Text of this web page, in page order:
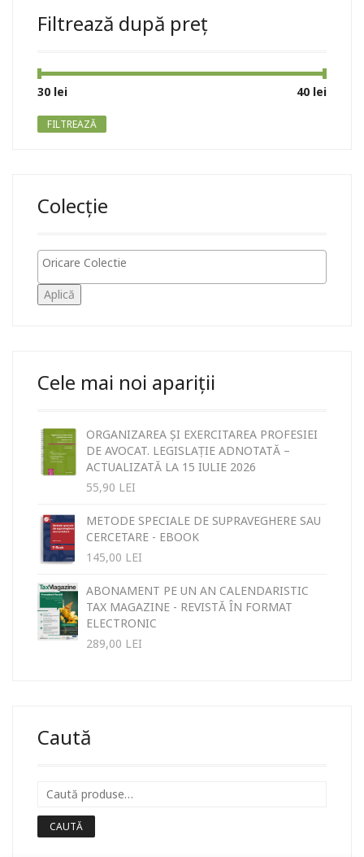
Filtrează după preț
Preț
Preț
FILTREAZĂ
30 lei 40 lei
Colecție
Aplică
Cele mai noi apariții
ORGANIZAREA ȘI EXERCITAREA PROFESIEI
DE AVOCAT. LEGISLAȚIE ADNOTATĂ –
ACTUALIZATĂ LA 15 IULIE 2026
55,90 LEI
METODE SPECIALE DE SUPRAVEGHERE SAU
CERCETARE - EBOOK
145,00 LEI
ABONAMENT PE UN AN CALENDARISTIC
TAX MAGAZINE - REVISTĂ ÎN FORMAT
ELECTRONIC
289,00 LEI
Caută
CAUTĂ